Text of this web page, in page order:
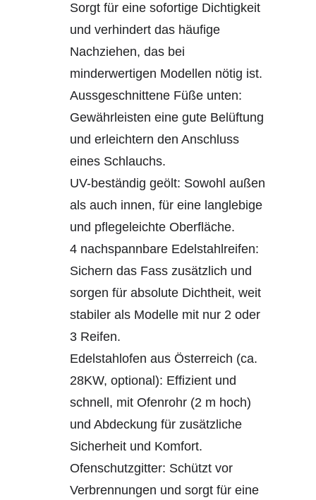
Sorgt für eine sofortige Dichtigkeit
und verhindert das häufige
Nachziehen, das bei
minderwertigen Modellen nötig ist.
Aussgeschnittene Füße unten:
Gewährleisten eine gute Belüftung
und erleichtern den Anschluss
eines Schlauchs.
UV-beständig geölt: Sowohl außen
als auch innen, für eine langlebige
und pflegeleichte Oberfläche.
4 nachspannbare Edelstahlreifen:
Sichern das Fass zusätzlich und
sorgen für absolute Dichtheit, weit
stabiler als Modelle mit nur 2 oder
3 Reifen.
Edelstahlofen aus Österreich (ca.
28KW, optional): Effizient und
schnell, mit Ofenrohr (2 m hoch)
und Abdeckung für zusätzliche
Sicherheit und Komfort.
Ofenschutzgitter: Schützt vor
Verbrennungen und sorgt für eine